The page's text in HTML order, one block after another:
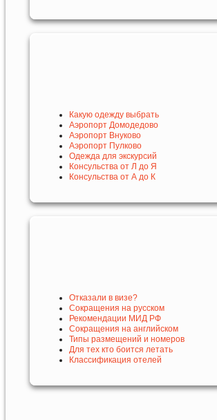
Какую одежду выбрать
Аэропорт Домодедово
Аэропорт Внуково
Аэропорт Пулково
Одежда для экскурсий
Консульства от Л до Я
Консульства от А до К
Отказали в визе?
Сокращения на русском
Рекомендации МИД РФ
Сокращения на английском
Типы размещений и номеров
Для тех кто боится летать
Классификация отелей